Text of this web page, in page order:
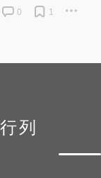
0 1
列